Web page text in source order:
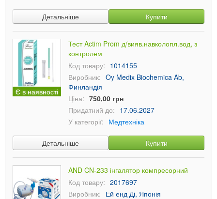
Детальніше Купити
Є в наявності
Тест Actim Prom д/вияв.навколопл.вод, з
контролем
Код товару: 1014155
Виробник: Oy Medix Biochemica Ab,
Финландія
Ціна: 750,00 грн
Придатний до: 17.06.2027
У категорії: Медтехніка
Детальніше Купити
AND CN-233 інгалятор компресорний
Код товару: 2017697
Виробник: Ей енд Ді, Японія